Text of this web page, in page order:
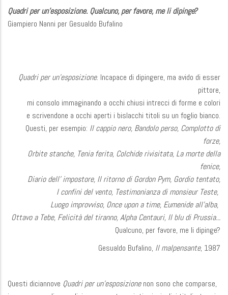
Quadri per un'esposizione. Qualcuno, per favore, me li dipinge?
Giampiero Nanni per Gesualdo Bufalino
Quadri per un’esposizione. Incapace di dipingere, ma avido di esser
pittore,
mi consolo immaginando a occhi chiusi intrecci di forme e colori
e scrivendone a occhi aperti i bislacchi titoli su un foglio bianco.
Questi, per esempio: Il cappio nero, Bandolo perso, Complotto di
forze,
Orbite stanche, Tenia ferita, Colchide rivisitata, La morte della
fenice,
Diario dell’ impostore, Il ritorno di Gordon Pym, Gordio tentato,
I confini del vento, Testimonianza di monsieur Teste,
Luogo improvviso, Once upon a time, Eumenide all’alba,
Ottavo a Tebe, Felicità del tiranno, Alpha Centauri, Il blu di Prussia...
Qualcuno, per favore, me li dipinge?
Gesualdo Bufalino, Il malpensante, 1987
Questi diciannove Quadri per un’esposizionenon sono che comparse,